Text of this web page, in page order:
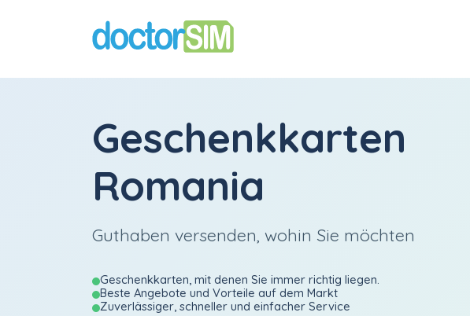
Geschenkkarten
Romania
Guthaben versenden, wohin Sie möchten
Geschenkkarten, mit denen Sie immer richtig liegen.
Beste Angebote und Vorteile auf dem Markt
Zuverlässiger, schneller und einfacher Service